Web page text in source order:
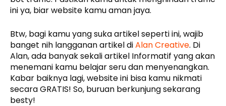
ini ya, biar website kamu aman jaya.
Btw, bagi kamu yang suka artikel seperti ini, wajib
banget nih langganan artikel diAlan Creative. Di
Alan, ada banyak sekali artikel Informatif yang akan
menemani kamu belajar seru dan menyenangkan.
Kabar baiknya lagi, website ini bisa kamu nikmati
secara GRATIS! So, buruan berkunjung sekarang
besty!